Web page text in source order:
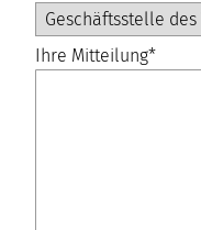
Ihre Mitteilung*